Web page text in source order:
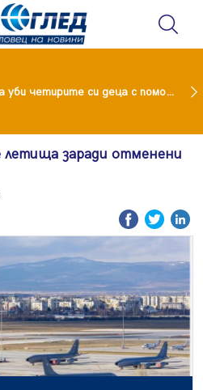
Майка уби четирите си деца с помощта на баба им, след което се самоуби
летища заради отменени